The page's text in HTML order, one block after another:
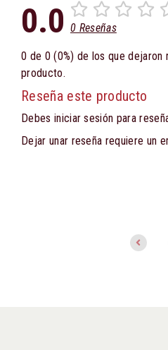
0.0 0 Reseñas
0 de 0 (0%) de los que dejaron
producto.
Reseña este producto
Debes iniciar sesión para
Dejar unar reseña requiere un